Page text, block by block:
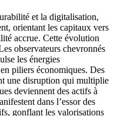
et la digitalisation,
orientant les capitaux vers
accrue. Cette évolution
observateurs chevronnés
les énergies
piliers économiques. Des
une disruption qui multiplie
deviennent des actifs à
dans l’essor des
gonflant les valorisations